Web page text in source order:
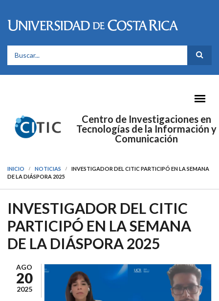
FORMULARIO DE BÚSQUEDA
Centro de Investigaciones en
Tecnologías de la Información y
Comunicación
INICIO NOTICIAS
INVESTIGADOR DEL CITIC PARTICIPÓ EN LA SEMANA
DE LA DIÁSPORA 2025
INVESTIGADOR DEL CITIC
PARTICIPÓ EN LA SEMANA
DE LA DIÁSPORA 2025
AGO
20
2025